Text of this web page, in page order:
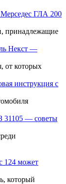
Мерседес ГЛА 200
принадлежащие
Некст —
от которых
инструкция с
31105 — советы
124 может
который